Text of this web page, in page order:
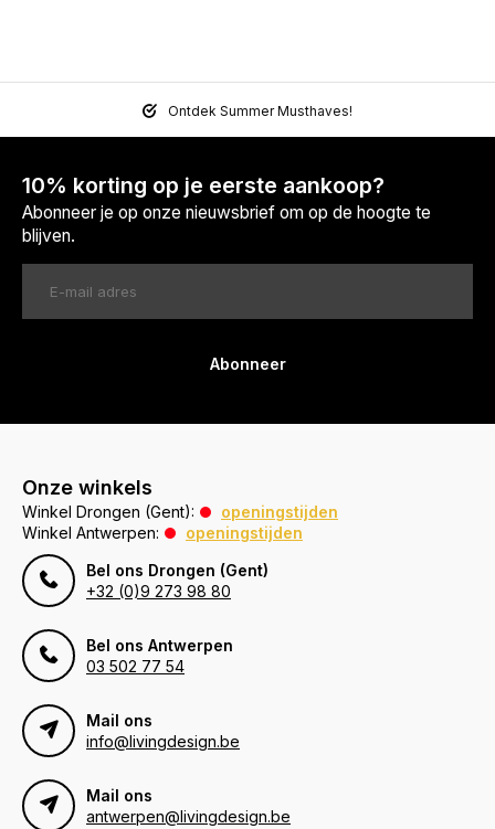
Ontdek Summer Musthaves!
10% korting op je eerste aankoop?
Abonneer je op onze nieuwsbrief om op de hoogte te
blijven.
Abonneer
Onze winkels
Winkel Drongen (Gent):
openingstijden
Winkel Antwerpen:
openingstijden
Bel ons Drongen (Gent)
+32 (0)9 273 98 80
Bel ons Antwerpen
03 502 77 54
Mail ons
info@livingdesign.be
Mail ons
antwerpen@livingdesign.be